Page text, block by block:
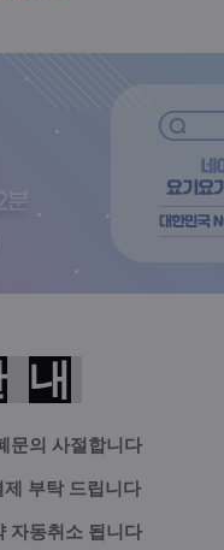
내
문의 사절합니다
부탁 드립니다
자동취소 됩니다